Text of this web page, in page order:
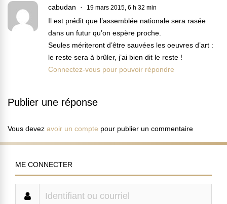
cabudan 19 mars 2015, 6 h 32 min
Il est prédit que l’assemblée nationale sera rasée
dans un futur qu’on espère proche.
Seules mériteront d’être sauvées les oeuvres d’art :
le reste sera à brûler, j’ai bien dit le reste !
Connectez-vous pour pouvoir répondre
Publier une réponse
Vous devez avoir un compte pour publier un commentaire
ME CONNECTER